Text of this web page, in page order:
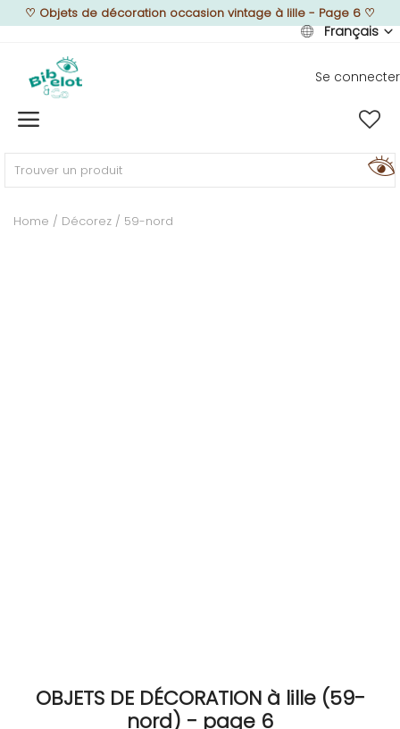
♡ Objets de décoration occasion vintage à lille - Page 6 ♡
Français
Se connecter
Home
MEUBLEZ
Home Décorez 59-nord
OBJETS DE DÉCORATION à lille (59-
nord) - page 6